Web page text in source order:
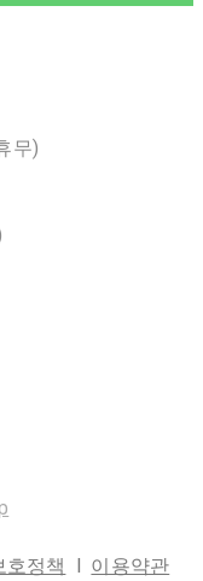
무)
호정책 l 이용약관